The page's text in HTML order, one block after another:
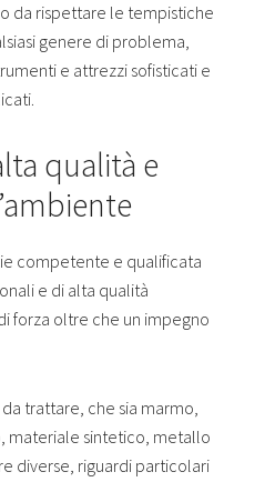
da rispettare le tempistiche
genere di problema,
e attrezzi sofisticati e
qualità e
competente e qualificata
e di alta qualità
forza oltre che un impegno
trattare, che sia marmo,
materiale sintetico, metallo
diverse, riguardi particolari